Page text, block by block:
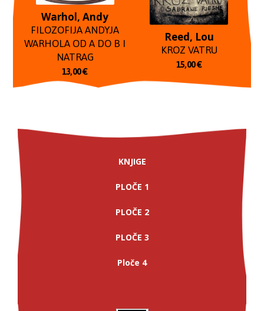
Warhol, Andy
FILOZOFIJA ANDYJA
WARHOLA OD A DO B I
NATRAG
13,00€
Reed, Lou
KROZ VATRU
15,00€
KNJIGE
PLOČE 1
PLOČE 2
PLOČE 3
Ploče 4